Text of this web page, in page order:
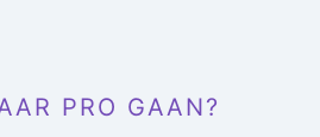
PRO GAAN?